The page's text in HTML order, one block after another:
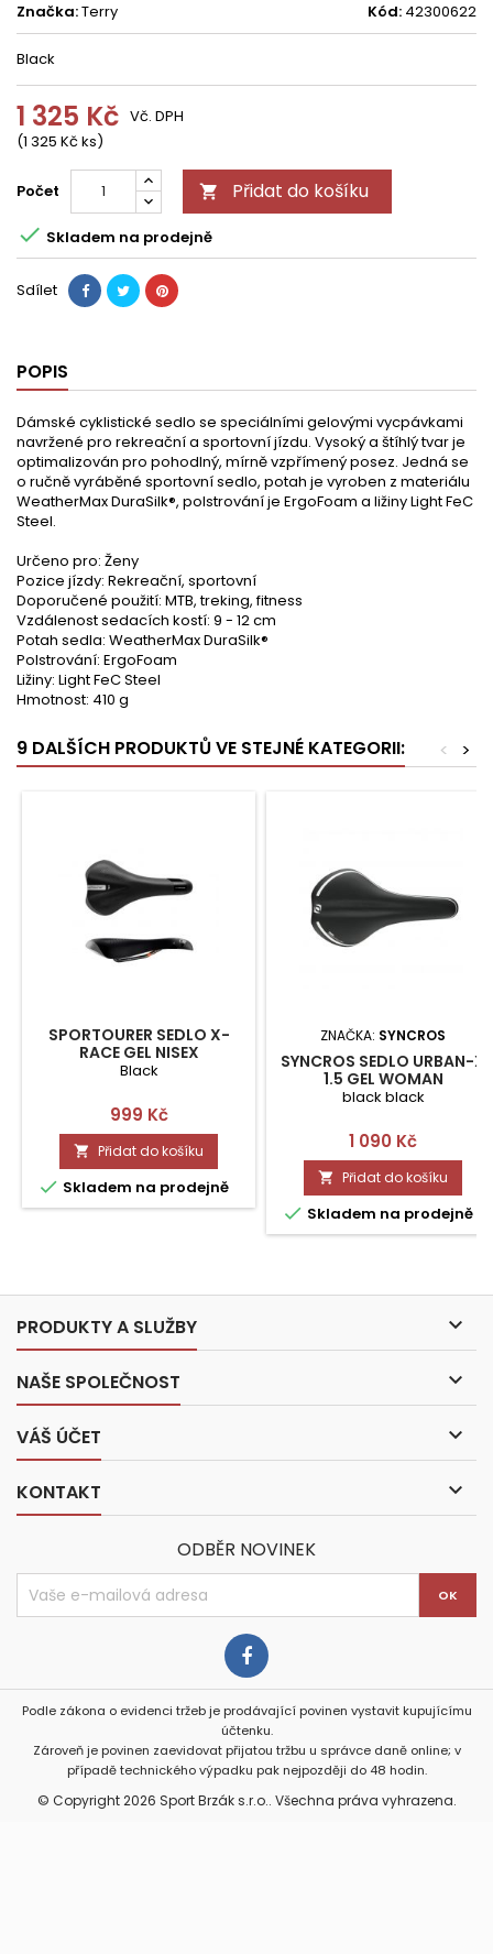
Značka:Terry Kód: 42300622
Black
1 325 Kč
(1 325 Kč ks)
Vč. DPH
Počet  Přidat do košíku
 Skladem na prodejně
Sdílet
POPIS
Dámské cyklistické sedlo se speciálními gelovými vycpávkami
navržené pro rekreační a sportovní jízdu. Vysoký a štíhlý tvar je
optimalizován pro pohodlný, mírně vzpřímený posez. Jedná se
o ručně vyráběné sportovní sedlo, potah je vyroben z materiálu
WeatherMax DuraSilk®, polstrování je ErgoFoam a ližiny Light FeC
Steel.
Určeno pro: Ženy
Pozice jízdy: Rekreační, sportovní
Doporučené použití: MTB, treking, fitness
Vzdálenost sedacích kostí: 9 - 12 cm
Potah sedla: WeatherMax DuraSilk®
Polstrování: ErgoFoam
Ližiny: Light FeC Steel
Hmotnost: 410 g
9 DALŠÍCH PRODUKTŮ VE STEJNÉ KATEGORII: >
<
SPORTOURER SEDLO X-
RACE GEL NISEX
Black
Cena
999 Kč
 Přidat do košíku
 Skladem na prodejně
ZNAČKA: SYNCROS
SYNCROS SEDLO URBAN-X
1.5 GEL WOMAN
black black
Cena
1 090 Kč
 Přidat do košíku
 Skladem na prodejně
PRODUKTY A SLUŽBY 
NAŠE SPOLEČNOST 
VÁŠ ÚČET 
KONTAKT 
ODBĚR NOVINEK
Podle zákona o evidenci tržeb je prodávající povinen vystavit kupujícímu
účtenku.
Zároveň je povinen zaevidovat přijatou tržbu u správce daně online; v
případě technického výpadku pak nejpozději do 48 hodin.
© Copyright 2026 Sport Brzák s.r.o.. Všechna práva vyhrazena.